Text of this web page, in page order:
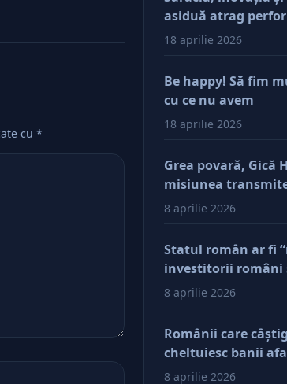
cu *
asiduă atrag
18 aprilie 2026
Be happy! Să fim
cu ce nu avem
18 aprilie 2026
Grea povară, Gică
misiunea
valorilor şi a
care vor să-și lase
afacerile
8 aprilie 2026
Statul român ar fi
investitorii români
După părerea mea,
face diferenţa
tine în viaţă şi cine
rău
8 aprilie 2026
Românii care
cheltuiesc banii
rămâne mărunţişul
8 aprilie 2026